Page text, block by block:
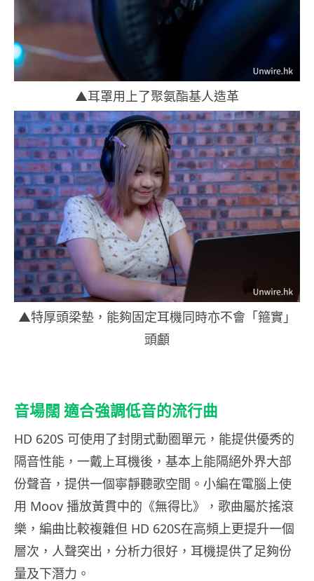
▲耳罩用上了聚氨酯基人造革
▲特厚頭梁墊，能夠固定耳機同時亦不會「箍實」
頭顱
音場闊 適合強調低音的流行曲
HD 620S 可使用了封閉式動圈單元，能提供優秀的
隔音性能，一戴上耳機後，基本上能隔絕外界大部
份聲音，提供一個寧靜聽歌空間。小編在電腦上使
用 Moov 播放黃貫中的《無得比》，歌曲屬於搖滾
樂，編曲比較複雜但 HD 620S在高頻上更提升一個
層次，人聲突出，分析力很好，耳機提供了足夠份
量及下潛力。